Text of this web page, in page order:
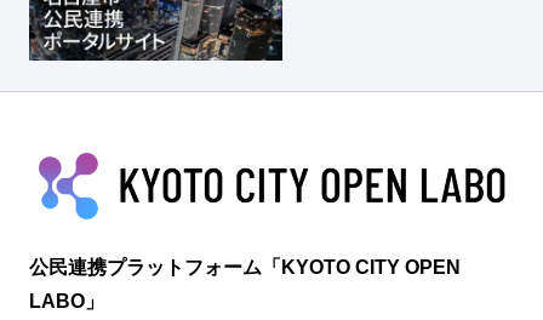
公民連携プラットフォーム「KYOTO CITY OPEN
LABO」